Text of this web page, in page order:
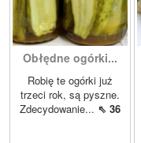
Obłędne ogórki...
Robię te ogórki już
trzeci rok, są pyszne.
Zdecydowanie... ⇖ 36